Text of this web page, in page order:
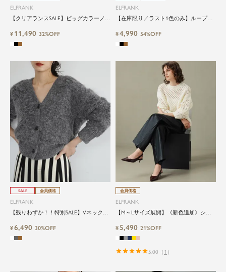
ELFRANK
【クリアランスSALE】ビッグカラーノー
¥ 11,490 32%OFF
ELFRANK
【在庫限り／ラスト1色のみ】ループニ
¥4,990 54%OFF
SALE 会員価格
ELFRANK
【残りわずか！！特別SALE】Vネックニ
¥6,490 30%OFF
会員価格
ELFRANK
【M～Lサイズ展開】《新色追加》ショ
ーバー
¥5,490 21%OFF
5.00 （ 1 ）